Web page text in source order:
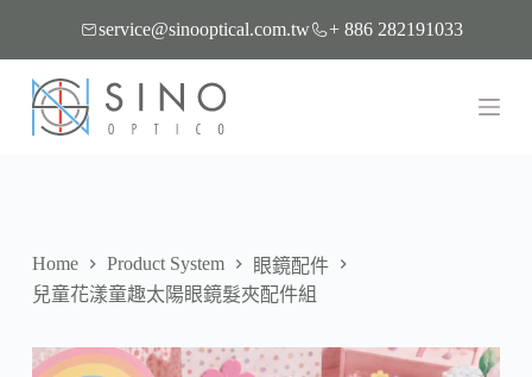
至
主
要
內
service@sinooptical.com.tw + 886 282191033
Home Product System
眼鏡配件
兒童花漾童趣太陽眼鏡髮夾配件組